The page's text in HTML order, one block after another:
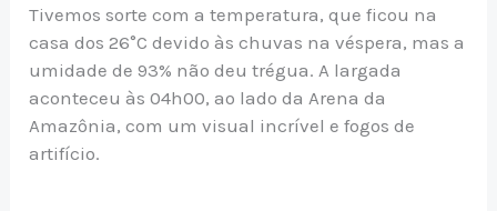
Tivemos sorte com a temperatura, que ficou na
casa dos 26°C devido às chuvas na véspera, mas a
umidade de 93% não deu trégua. A largada
aconteceu às 04h00, ao lado da Arena da
Amazônia, com um visual incrível e fogos de
artifício.